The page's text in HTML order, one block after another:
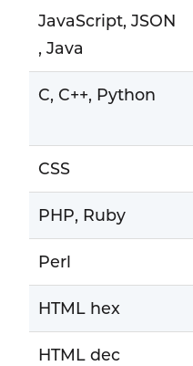
JavaScript, JSON
, Java
C, C++, Python
CSS
PHP, Ruby
Perl
HTML hex
HTML dec